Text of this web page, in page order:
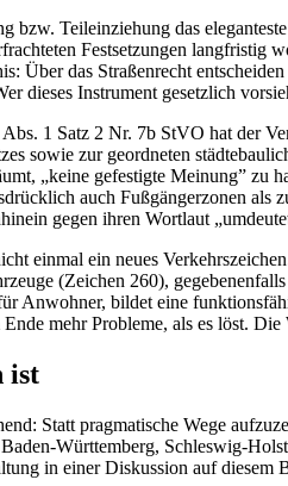
bzw. Teileinziehung das
Festsetzungen langfristig
Über das Straßenrecht
dieses Instrument gesetzlich
1 Satz 2 Nr. 7b StVO hat der
sowie zur geordneten
„keine gefestigte Meinung”
auch Fußgängerzonen als
gegen ihren Wortlaut
einmal ein neues
(Zeichen 260),
Anwohner, bildet eine
mehr Probleme, als es löst.
ist
Statt pragmatische Wege
Württemberg, Schleswig-
in einer Diskussion auf